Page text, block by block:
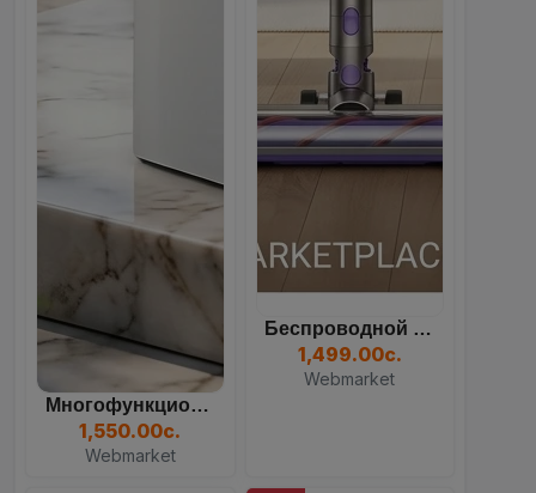
Многофункциональный Кулер...
1,550.00с.
Webmarket
Беспроводной Вертикальный...
1,499.00с.
Webmarket